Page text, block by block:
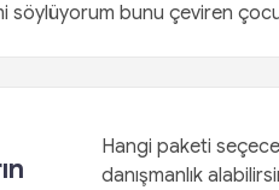
söylüyorum bunu çeviren
Hangi paketi
danışmanlık